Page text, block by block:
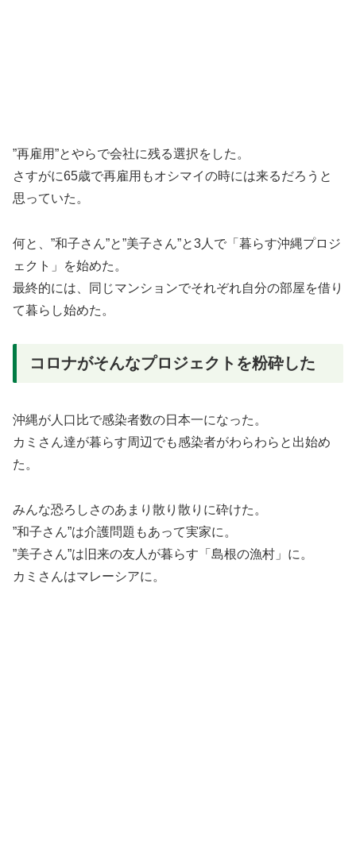
”再雇用”とやらで会社に残る選択をした。
さすがに65歳で再雇用もオシマイの時には来るだろうと
思っていた。
何と、”和子さん”と”美子さん”と3人で「暮らす沖縄プロジ
ェクト」を始めた。
最終的には、同じマンションでそれぞれ自分の部屋を借り
て暮らし始めた。
コロナがそんなプロジェクトを粉砕した
沖縄が人口比で感染者数の日本一になった。
カミさん達が暮らす周辺でも感染者がわらわらと出始め
た。
みんな恐ろしさのあまり散り散りに砕けた。
”和子さん”は介護問題もあって実家に。
”美子さん”は旧来の友人が暮らす「島根の漁村」に。
カミさんはマレーシアに。